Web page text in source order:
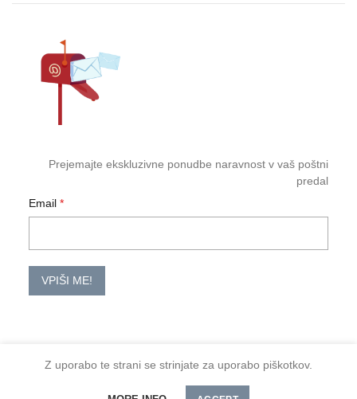
Prejemajte ekskluzivne ponudbe naravnost v vaš poštni
predal
Email
VPIŠI ME!
2026 TM-HoReCa
Z uporabo te strani se strinjate za uporabo piškotkov.
DODAJ V KOŠARICO